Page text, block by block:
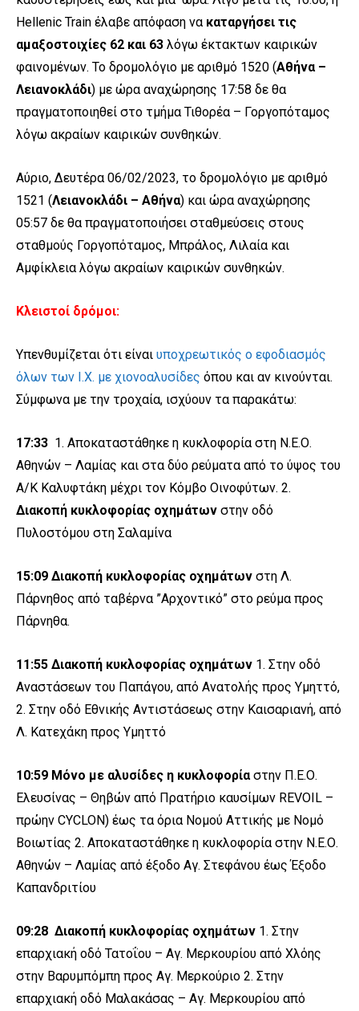
Hellenic Train έλαβε απόφαση να καταργήσει τις
αμαξοστοιχίες 62 και 63 λόγω έκτακτων καιρικών
φαινομένων. Το δρομολόγιο με αριθμό 1520 (Αθήνα –
Λειανοκλάδι) με ώρα αναχώρησης 17:58 δε θα
πραγματοποιηθεί στο τμήμα Τιθορέα – Γοργοπόταμος
λόγω ακραίων καιρικών συνθηκών.
Αύριο, Δευτέρα 06/02/2023, το δρομολόγιο με αριθμό
1521 (Λειανοκλάδι – Αθήνα) και ώρα αναχώρησης
05:57 δε θα πραγματοποιήσει σταθμεύσεις στους
σταθμούς Γοργοπόταμος, Μπράλος, Λιλαία και
Αμφίκλεια λόγω ακραίων καιρικών συνθηκών.
Κλειστοί δρόμοι:
Υπενθυμίζεται ότι είναι υποχρεωτικός ο εφοδιασμός
όλων των Ι.Χ. με χιονοαλυσίδες όπου και αν κινούνται.
Σύμφωνα με την τροχαία, ισχύουν τα παρακάτω:
17:33 1. Αποκαταστάθηκε η κυκλοφορία στη Ν.Ε.Ο.
Αθηνών – Λαμίας και στα δύο ρεύματα από το ύψος του
Α/Κ Καλυφτάκη μέχρι τον Κόμβο Οινοφύτων. 2.
Διακοπή κυκλοφορίας οχημάτων στην οδό
Πυλοστόμου στη Σαλαμίνα
15:09 Διακοπή κυκλοφορίας οχημάτων στη Λ.
Πάρνηθος από ταβέρνα ”Αρχοντικό” στο ρεύμα προς
Πάρνηθα.
11:55 Διακοπή κυκλοφορίας οχημάτων 1. Στην οδό
Αναστάσεων του Παπάγου, από Ανατολής προς Υμηττό,
2. Στην οδό Εθνικής Αντιστάσεως στην Καισαριανή, από
Λ. Κατεχάκη προς Υμηττό
10:59 Μόνο με αλυσίδες η κυκλοφορίαστην Π.Ε.Ο.
Ελευσίνας – Θηβών από Πρατήριο καυσίμων REVOIL –
πρώην CYCLON) έως τα όρια Νομού Αττικής με Νομό
Βοιωτίας 2. Αποκαταστάθηκε η κυκλοφορία στην Ν.Ε.Ο.
Αθηνών – Λαμίας από έξοδο Αγ. Στεφάνου έως Έξοδο
Καπανδριτίου
09:28 Διακοπή κυκλοφορίας οχημάτων 1. Στην
επαρχιακή οδό Τατοΐου – Αγ. Μερκουρίου από Χλόης
στην Βαρυμπόμπη προς Αγ. Μερκούριο 2. Στην
επαρχιακή οδό Μαλακάσας – Αγ. Μερκουρίου από